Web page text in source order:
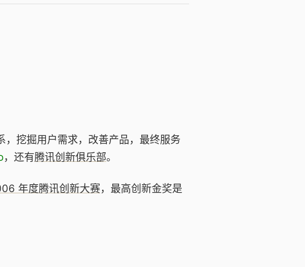
挖掘用户需求，改善产品，最终服务
，还有腾讯创新俱乐部。
年度腾讯创新大赛 ，最高创新金奖是